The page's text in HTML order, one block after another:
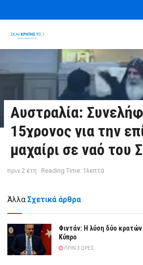
Αυστραλία:
15χρονος για την
μαχαίρι σε ναό του
πριν 2 έτη Reading Time: 1λεπτά
Άλλα Σχετικά άρθρα
Φιντάν: Η λύση δύο κρατών
Κύπρο
ΠΡΙΝ 3 ΏΡΕΣ